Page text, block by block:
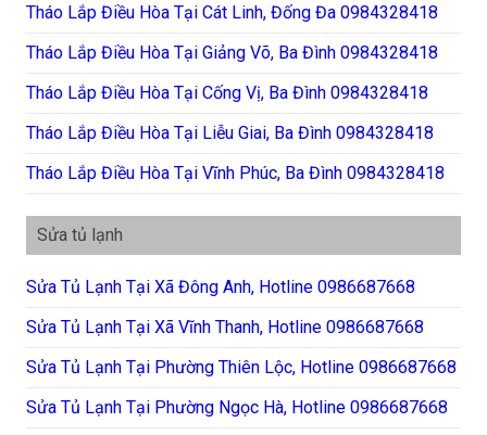
Tháo Lắp Điều Hòa Tại Cát Linh, Đống Đa 0984328418
Tháo Lắp Điều Hòa Tại Giảng Võ, Ba Đình 0984328418
Tháo Lắp Điều Hòa Tại Cống Vị, Ba Đình 0984328418
Tháo Lắp Điều Hòa Tại Liễu Giai, Ba Đình 0984328418
Tháo Lắp Điều Hòa Tại Vĩnh Phúc, Ba Đình 0984328418
Sửa tủ lạnh
Sửa Tủ Lạnh Tại Xã Đông Anh, Hotline 0986687668
Sửa Tủ Lạnh Tại Xã Vĩnh Thanh, Hotline 0986687668
Sửa Tủ Lạnh Tại Phường Thiên Lộc, Hotline 0986687668
Sửa Tủ Lạnh Tại Phường Ngọc Hà, Hotline 0986687668